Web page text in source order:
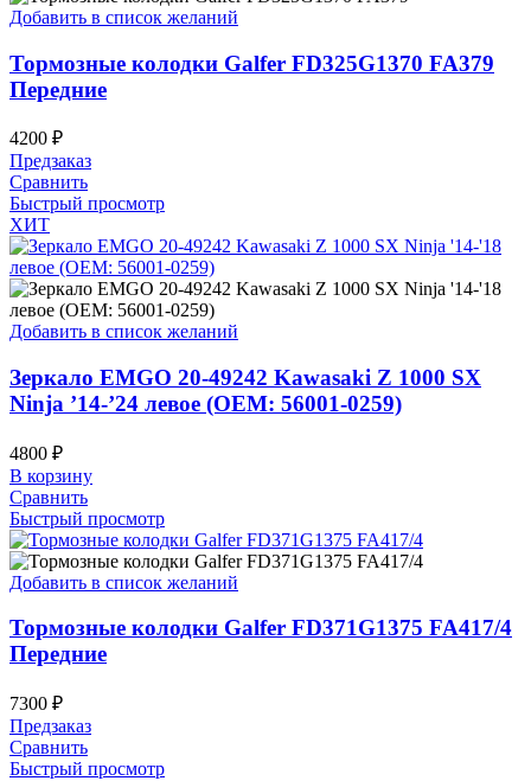
Добавить в список желаний
Тормозные колодки Galfer FD325G1370 FA379
Передние
4200 ₽
Предзаказ
Сравнить
Быстрый просмотр
ХИТ
Добавить в список желаний
Зеркало EMGO 20-49242 Kawasaki Z 1000 SX
Ninja ’14-’24 левое (OEM: 56001-0259)
4800 ₽
В корзину
Сравнить
Быстрый просмотр
Добавить в список желаний
Тормозные колодки Galfer FD371G1375 FA417/4
Передние
7300 ₽
Предзаказ
Сравнить
Быстрый просмотр